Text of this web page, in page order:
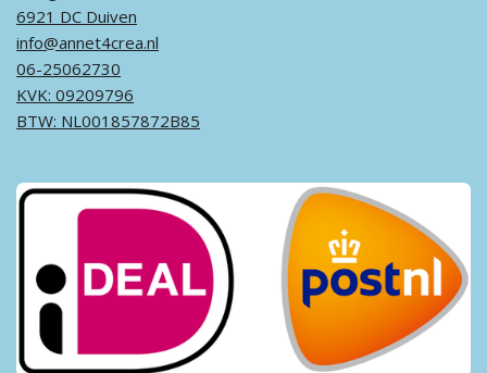
6921 DC Duiven
info@annet4crea.nl
06-25062730
KVK: 09209796
BTW: NL001857872B85